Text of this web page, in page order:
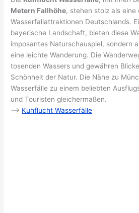
Metern Fallhöhe, stehen stolz als eine
Wasserfallattraktionen Deutschlands.
bayerische Landschaft, bieten diese
imposantes Naturschauspiel, sondern
eine leichte Wanderung. Die
tosenden Wassers und gewähren
Schönheit der Natur. Die Nähe zu
Wasserfälle zu einem beliebten
und Touristen gleichermaßen.
–> Kuhflucht Wasserfälle